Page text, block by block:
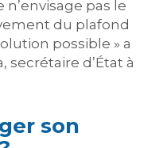
n’envisage pas le
du plafond
possible » a
secrétaire d’État à
son